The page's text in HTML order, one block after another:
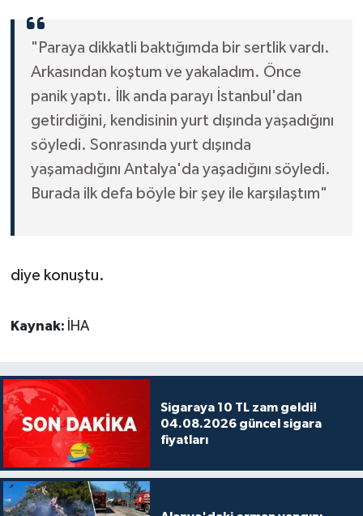
"Paraya dikkatli baktığımda bir sertlik vardı.
Arkasından koştum ve yakaladım. Önce
panik yaptı. İlk anda parayı İstanbul'dan
getirdiğini, kendisinin yurt dışında yaşadığını
söyledi. Sonrasında yurt dışında
yaşamadığını Antalya'da yaşadığını söyledi.
Burada ilk defa böyle bir şey ile karşılaştım"
diye konuştu.
Kaynak: İHA
Sigaraya 10 TL zam geldi!
04.08.2026 güncel sigara
fiyatları